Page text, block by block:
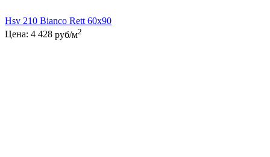
Hsv 210 Bianco Rett 60x90
Цена: 4 428 руб/м2